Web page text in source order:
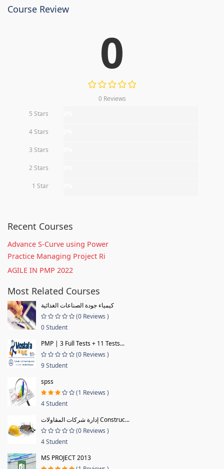
Course Review
0
0 Reviews
5 Stars
4 Stars
3 Stars
2 Stars
1 Star
Recent Courses
Advance S-Curve using Power
Practice Managing Project Ri
AGILE IN PMP 2022
Most Related Courses
كيمياء جودة الصناعات الغذائية
(0 Reviews )
0 Student
PMP | 3 Full Tests + 11 Tests...
(0 Reviews )
9 Student
spss
(1 Reviews )
4 Student
إدارة شركات المقاولات Construc...
(0 Reviews )
4 Student
MS PROJECT 2013